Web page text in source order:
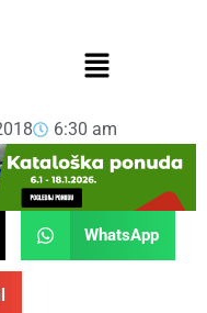
6:30 am
WhatsApp